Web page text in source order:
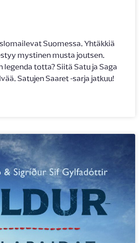
Suomessa. Yhtäkkiä
mystinen musta joutsen.
legenda totta? Siitä Satu ja Saga
Satujen Saaret -sarja jatkuu!